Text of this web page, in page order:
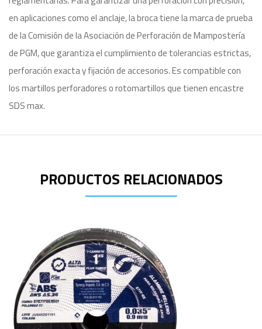
en aplicaciones como el anclaje, la broca tiene la marca de prueba
de la Comisión de la Asociación de Perforación de Mampostería
de PGM, que garantiza el cumplimiento de tolerancias estrictas,
perforación exacta y fijación de accesorios. Es compatible con
los martillos perforadores o rotomartillos que tienen encastre
SDS max.
PRODUCTOS RELACIONADOS